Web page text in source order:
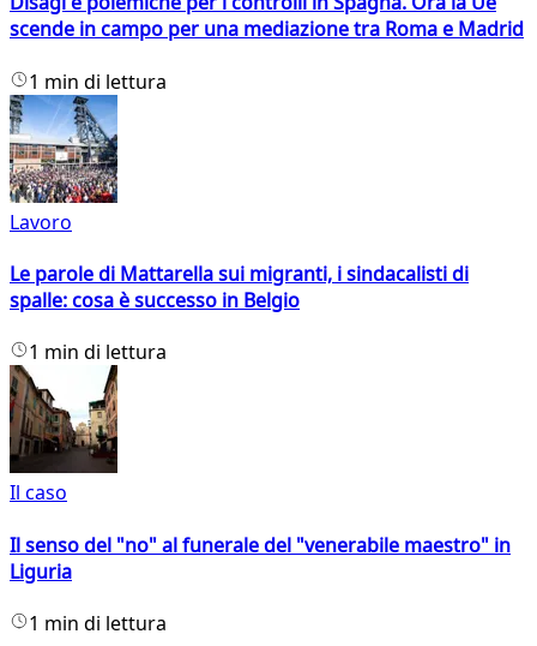
scende in campo per una mediazione tra Roma e Madrid
1 min di lettura
Lavoro
Le parole di Mattarella sui migranti, i sindacalisti di
spalle: cosa è successo in Belgio
1 min di lettura
Il caso
Il senso del "no" al funerale del "venerabile maestro" in
Liguria
1 min di lettura